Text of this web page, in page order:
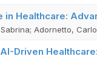
Healthcare:
Adornetto,
Driven